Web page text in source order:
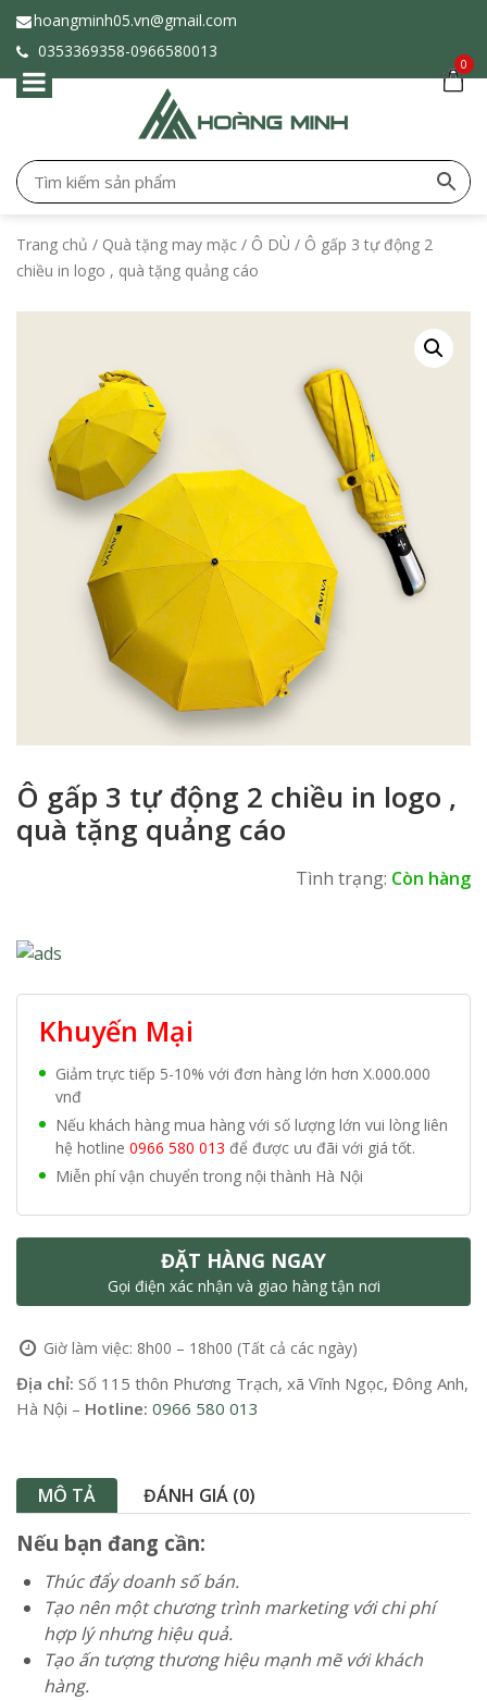
hoangminh05.vn@gmail.com
0353369358-0966580013
0
Trang chủ / Quà tặng may mặc / Ô DÙ / Ô gấp 3 tự động 2
chiều in logo , quà tặng quảng cáo
Ô gấp 3 tự động 2 chiều in logo ,
quà tặng quảng cáo
Tình trạng: Còn hàng
Khuyến Mại
Giảm trực tiếp 5-10% với đơn hàng lớn hơn X.000.000
vnđ
Nếu khách hàng mua hàng với số lượng lớn vui lòng liên
hệ hotline 0966 580 013 để được ưu đãi với giá tốt.
Miễn phí vận chuyển trong nội thành Hà Nội
ĐẶT HÀNG NGAY
Gọi điện xác nhận và giao hàng tận nơi
Giờ làm việc: 8h00 – 18h00 (Tất cả các ngày)
Địa chỉ: Số 115 thôn Phương Trạch, xã Vĩnh Ngọc, Đông Anh,
Hà Nội – Hotline: 0966 580 013
MÔ TẢ ĐÁNH GIÁ (0)
Nếu bạn đang cần:
Thúc đẩy doanh số bán.
Tạo nên một chương trình marketing với chi phí
hợp lý nhưng hiệu quả.
Tạo ấn tượng thương hiệu mạnh mẽ với khách
hàng.